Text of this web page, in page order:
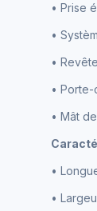
• Prise
•
•
• Porte-
• Mât
•
•